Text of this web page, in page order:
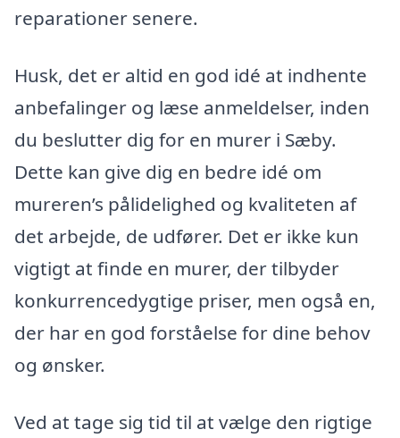
reparationer senere.
Husk, det er altid en god idé at indhente
anbefalinger og læse anmeldelser, inden
du beslutter dig for en murer i Sæby.
Dette kan give dig en bedre idé om
mureren’s pålidelighed og kvaliteten af
det arbejde, de udfører. Det er ikke kun
vigtigt at finde en murer, der tilbyder
konkurrencedygtige priser, men også en,
der har en god forståelse for dine behov
og ønsker.
Ved at tage sig tid til at vælge den rigtige